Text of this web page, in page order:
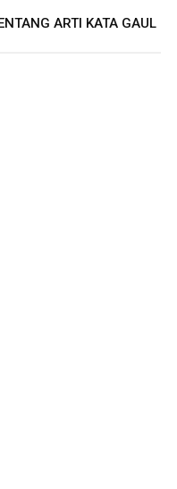
ARTI KATA GAUL